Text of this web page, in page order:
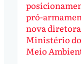
pró-
nova
Ministério do
Meio